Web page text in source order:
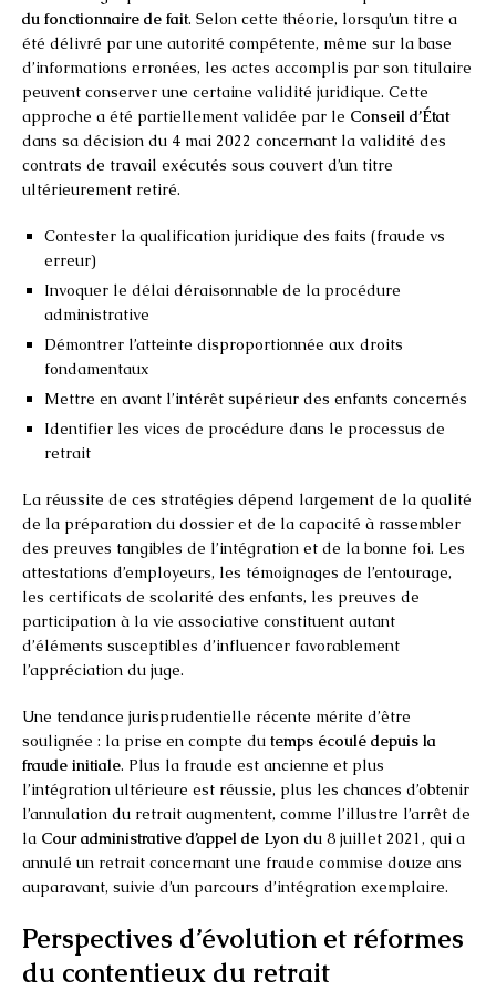
du fonctionnaire de fait. Selon cette théorie, lorsqu’un titre a
été délivré par une autorité compétente, même sur la base
d’informations erronées, les actes accomplis par son titulaire
peuvent conserver une certaine validité juridique. Cette
approche a été partiellement validée par le Conseil d’État
dans sa décision du 4 mai 2022 concernant la validité des
contrats de travail exécutés sous couvert d’un titre
ultérieurement retiré.
Contester la qualification juridique des faits (fraude vs
erreur)
Invoquer le délai déraisonnable de la procédure
administrative
Démontrer l’atteinte disproportionnée aux droits
fondamentaux
Mettre en avant l’intérêt supérieur des enfants concernés
Identifier les vices de procédure dans le processus de
retrait
La réussite de ces stratégies dépend largement de la qualité
de la préparation du dossier et de la capacité à rassembler
des preuves tangibles de l’intégration et de la bonne foi. Les
attestations d’employeurs, les témoignages de l’entourage,
les certificats de scolarité des enfants, les preuves de
participation à la vie associative constituent autant
d’éléments susceptibles d’influencer favorablement
l’appréciation du juge.
Une tendance jurisprudentielle récente mérite d’être
soulignée : la prise en compte du temps écoulé depuis la
fraude initiale. Plus la fraude est ancienne et plus
l’intégration ultérieure est réussie, plus les chances d’obtenir
l’annulation du retrait augmentent, comme l’illustre l’arrêt de
la Cour administrative d’appel de Lyon du 8 juillet 2021, qui a
annulé un retrait concernant une fraude commise douze ans
auparavant, suivie d’un parcours d’intégration exemplaire.
Perspectives d’évolution et réformes
du contentieux du retrait